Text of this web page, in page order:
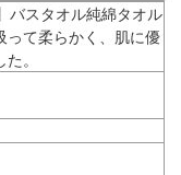
バスタオル純綿タオル
って柔らかく、肌に優
。